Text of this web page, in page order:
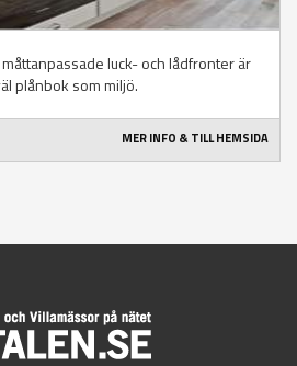
luck- och lådfronter är
plånbok som miljö.
MER INFO & TILL HEMSIDA